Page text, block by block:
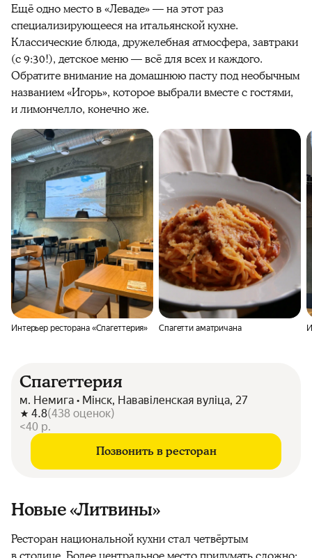
Ещё одно место в «Леваде» — на этот раз
специализирующееся на итальянской кухне.
Классические блюда, дружелебная атмосфера, завтраки
(с 9:30!), детское меню — всё для всех и каждого.
Обратите внимание на домашнюю пасту под необычным
названием «Игорь», которое выбрали вместе с гостями,
и лимончелло, конечно же.
Интерьер ресторана «Спагеттерия» Спагетти аматричана
Спагеттерия
м. Немига • Мінск, Нававіленская вуліца, 27
4.8(438 оценок)
<40 р.
Позвонить в ресторан
Новые «Литвины»
Ресторан национальной кухни стал четвёртым